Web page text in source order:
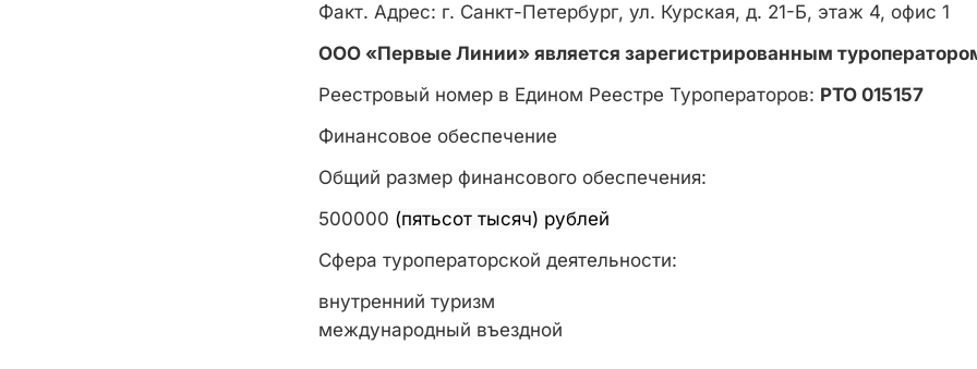
Факт. Адрес: г. Санкт-Петербург, ул. Курская, д. 21-Б, этаж 4, офис 1
ООО «Первые Линии» является зарегистрированным
Реестровый номер в Едином Реестре Туроператоров: РТО 015157
Финансовое обеспечение
Общий размер финансового обеспечения:
500000 (пятьсот тысяч) рублей
Сфера туроператорской деятельности:
внутренний туризм
международный въездной